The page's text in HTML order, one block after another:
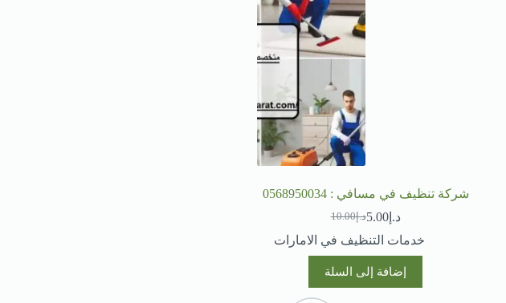
شركة تنظيف في مسافي : 0568950034
د.إ10.00
السعر
الأصلي
هو:
د.إ5.00السعر
الحالي
هو:
خدمات التنظيف في الامارات
إضافة إلى السلة